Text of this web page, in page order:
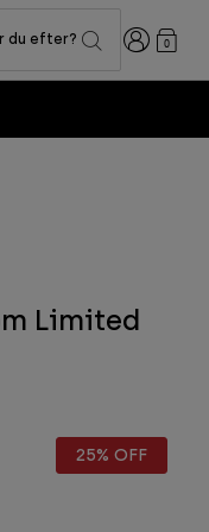
du efter? Login0
Limited
25% OFF